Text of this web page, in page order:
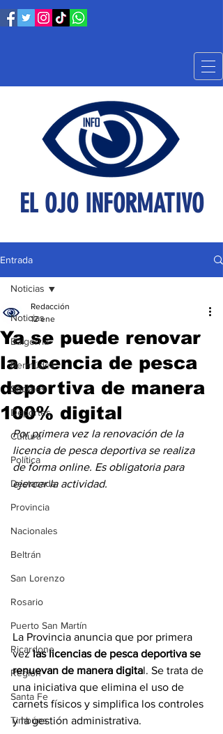
EL OJO INFORMATIVO
Entrada
Noticias
Baigorria
Bermúdez
Sociales
Deportes
Cultura
Política
Destacada
Provincia
Nacionales
Beltrán
San Lorenzo
Rosario
Puerto San Martín
Ricardone
Región
Santa Fe
Timbúes
Noticias
Ya se puede renovar
la licencia de pesca
deportiva de manera
100% digital
Redacción
12 ene
Por primera vez la renovación de la
licencia de pesca deportiva se realiza
de forma online. Es obligatoria para
ejercer la actividad.
La Provincia anuncia que por primera
vez las licencias de pesca deportiva se
renuevan de manera digital. Se trata de
una iniciativa que elimina el uso de
carnets físicos y simplifica los controles
y la gestión administrativa.